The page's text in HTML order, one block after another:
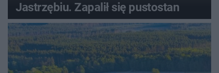
Jastrzębiu. Zapalił się pustostan